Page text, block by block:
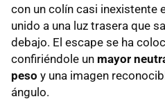
con un colín casi inexistente
unido a una luz trasera que
debajo. El escape se ha
confiriéndole un mayor
peso y una imagen
ángulo.